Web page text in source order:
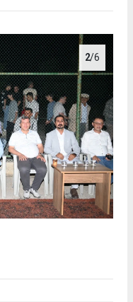
2/6